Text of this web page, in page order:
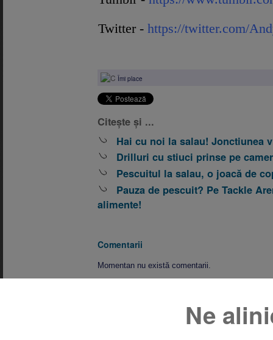
Ne
Twitter - https://twitter.com/
Îmi place
Citește și ...
Hai cu noi la salau! Jonctiunea
Drilluri cu stiuci prinse pe
Pescuitul la salau, o joacă de
Pauza de pescuit? Pe Tackle
alimente!
Comentarii
Momentan nu există comentarii.